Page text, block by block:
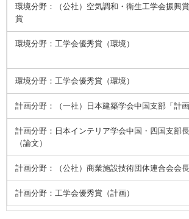
環境分野：（公社）空気調和・衛生工学会振興
賞
環境分野：工学会優秀賞（環境）
環境分野：工学会優秀賞（環境）
計画分野：（一社）日本建築学会中国支部「計画
計画分野：日本インテリア学会中国・四国支部
（論文）
計画分野：（公社）商業施設技術団体連合会会
計画分野：工学会優秀賞（計画）